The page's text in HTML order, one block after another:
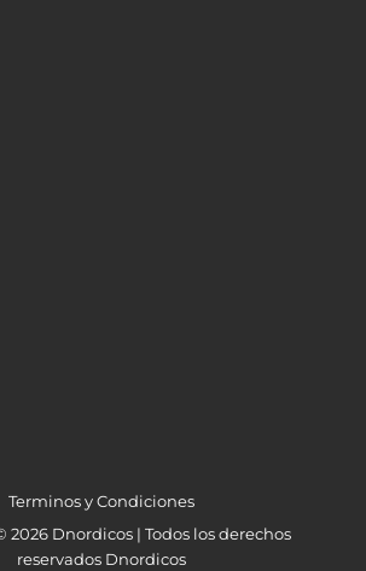
Terminos y Condiciones
Dnordicos | Todos los derechos
reservados Dnordicos